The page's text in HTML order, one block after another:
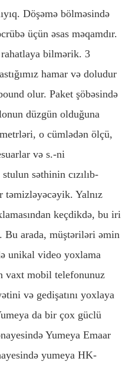
Döşəmə bölməsində
üçün əsas məqamdır.
bilmərik. 3
hamar və doludur
olur. Paket şöbəsində
düzgün olduğuna
o cümlədən ölçü,
və s.-ni
səthinin cızılıb-
təmizləyəcəyik. Yalnız
keçdikdə, bu iri
Bu arada, müştəriləri əmin
unikal video yoxlama
vaxt mobil telefonunuz
və gedişatını yoxlaya
da bir çox güclü
Yumeya Emaar
yumeya HK-